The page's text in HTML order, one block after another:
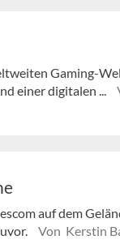
Gaming-
einer digitalen ...
auf dem
Von Kerstin